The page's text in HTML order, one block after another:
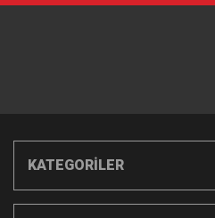
KATEGORİLER